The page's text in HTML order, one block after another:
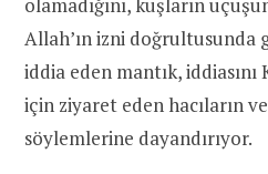
olamadığını, kuşların
Allah’ın izni doğrultusunda
iddia eden mantık, iddiasını
için ziyaret eden hacıların
söylemlerine dayandırıyor.